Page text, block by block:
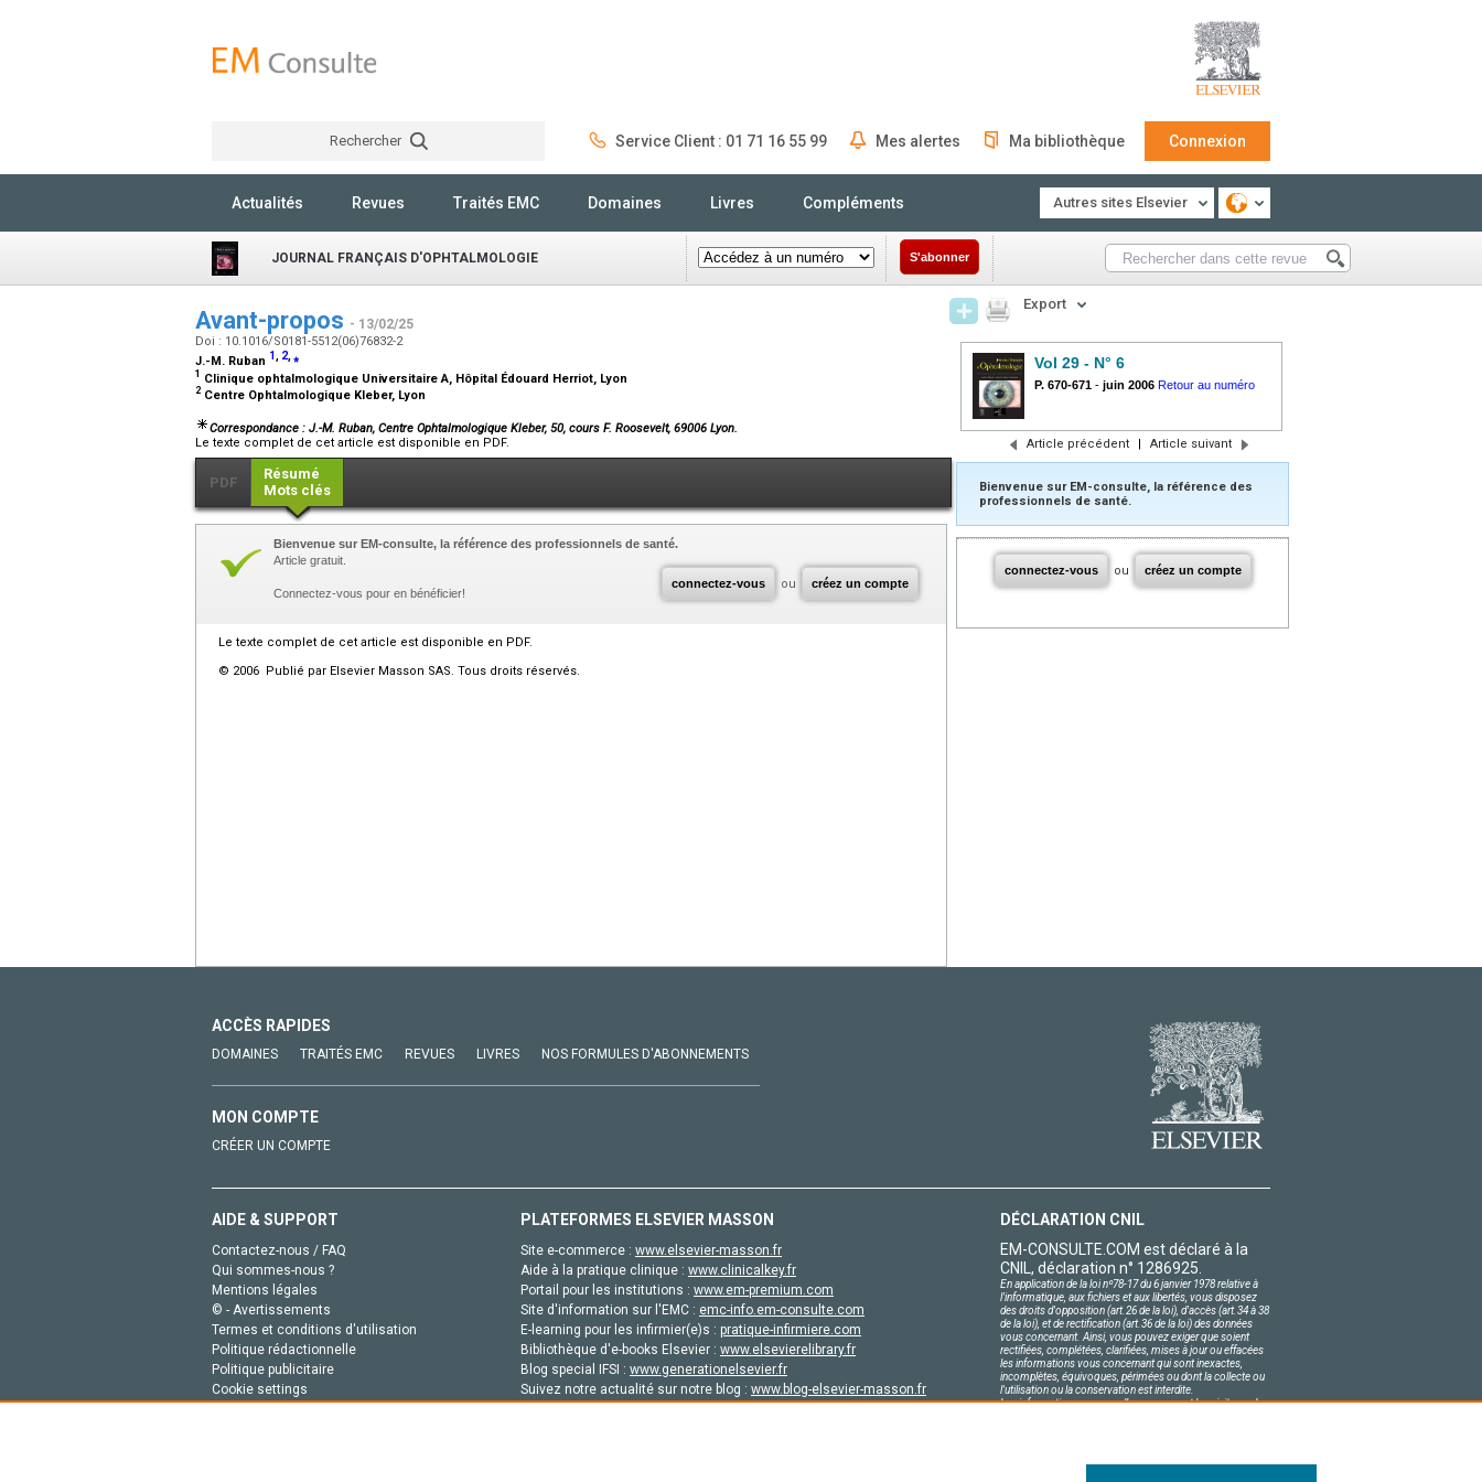
Rechercher Service Client : 01 71 16 55 99 Mes alertes Ma bibliothèque Connexion
Actualités Revues Traités EMC Domaines Livres Compléments Autres sites Elsevier
JOURNAL FRANÇAIS D'OPHTALMOLOGIE S'abonner
Avant-propos - 13/02/25
Doi : 10.1016/S0181-5512(06)76832-2
J.-M. Ruban 1 2 ⁎
1 Clinique ophtalmologique Universitaire A, Hôpital Édouard Herriot, Lyon
2 Centre Ophtalmologique Kleber, Lyon
Correspondance : J.-M. Ruban, Centre Ophtalmologique Kleber, 50, cours F. Roosevelt, 69006 Lyon.
Le texte complet de cet article est disponible en PDF.
PDF
Résumé
Mots clés
connectez-vous ou créez un compte
Bienvenue sur EM-consulte, la référence des professionnels de santé.
Article gratuit.
Connectez-vous pour en bénéficier!
Le texte complet de cet article est disponible en PDF.
© 2006 Publié par Elsevier Masson SAS. Tous droits réservés.
Export
Vol 29 - N° 6
P. 670-671 - juin 2006 Retour au numéro
Article précédent | Article suivant
Bienvenue sur EM-consulte, la référence des
professionnels de santé.
connectez-vous ou créez un compte
ACCÈS RAPIDES
DOMAINES TRAITÉS EMC REVUES LIVRES NOS FORMULES D'ABONNEMENTS
MON COMPTE
CRÉER UN COMPTE
AIDE & SUPPORT
Contactez-nous / FAQ
Qui sommes-nous ?
Mentions légales
© - Avertissements
Termes et conditions d'utilisation
Politique rédactionnelle
Politique publicitaire
Cookie settings
PLATEFORMES ELSEVIER MASSON
Site e-commerce : www.elsevier-masson.fr
Aide à la pratique clinique : www.clinicalkey.fr
Portail pour les institutions : www.em-premium.com
Site d'information sur l'EMC : emc-info.em-consulte.com
E-learning pour les infirmier(e)s : pratique-infirmiere.com
Bibliothèque d'e-books Elsevier : www.elsevierelibrary.fr
Blog special IFSI : www.generationelsevier.fr
Suivez notre actualité sur notre blog : www.blog-elsevier-masson.fr
DÉCLARATION CNIL
EM-CONSULTE.COM est déclaré à la
CNIL, déclaration n° 1286925.
En application de la loi nº78-17 du 6 janvier 1978 relative à
l'informatique, aux fichiers et aux libertés, vous disposez
des droits d'opposition (art.26 de la loi), d'accès (art.34 à 38
de la loi), et de rectification (art.36 de la loi) des données
vous concernant. Ainsi, vous pouvez exiger que soient
rectifiées, complétées, clarifiées, mises à jour ou effacées
les informations vous concernant qui sont inexactes,
incomplètes, équivoques, périmées ou dont la collecte ou
l'utilisation ou la conservation est interdite.
Les informations personnelles concernant les visiteurs de